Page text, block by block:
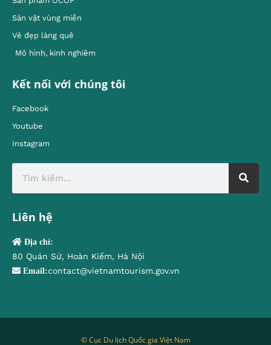
Sản vật vùng miền
Vẻ đẹp làng quê
Mô hình, kinh nghiêm
Kết nối với chúng tôi
Facebook
Youtube
Instagram
Liên hệ
Địa chỉ:
80 Quán Sứ, Hoàn Kiếm, Hà Nội
Email:contact@vietnamtourism.gov.vn
© Cục Du lịch Quốc gia Việt Nam